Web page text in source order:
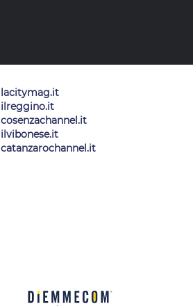
lacitymag.it
ilreggino.it
cosenzachannel.it
ilvibonese.it
catanzarochannel.it